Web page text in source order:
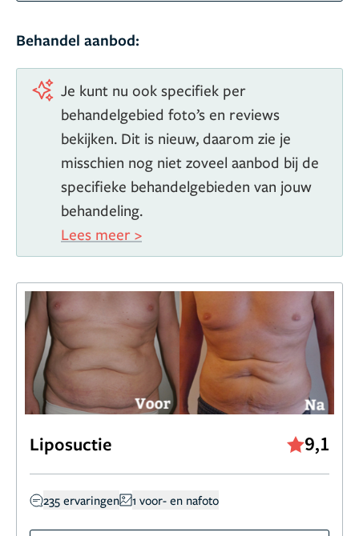
Behandel aanbod:
Je kunt nu ook specifiek per
behandelgebied foto’s en reviews
bekijken. Dit is nieuw, daarom zie je
misschien nog niet zoveel aanbod bij de
specifieke behandelgebieden van jouw
behandeling.
Lees meer >
Liposuctie 9,1
235 ervaringen 1 voor- en nafoto